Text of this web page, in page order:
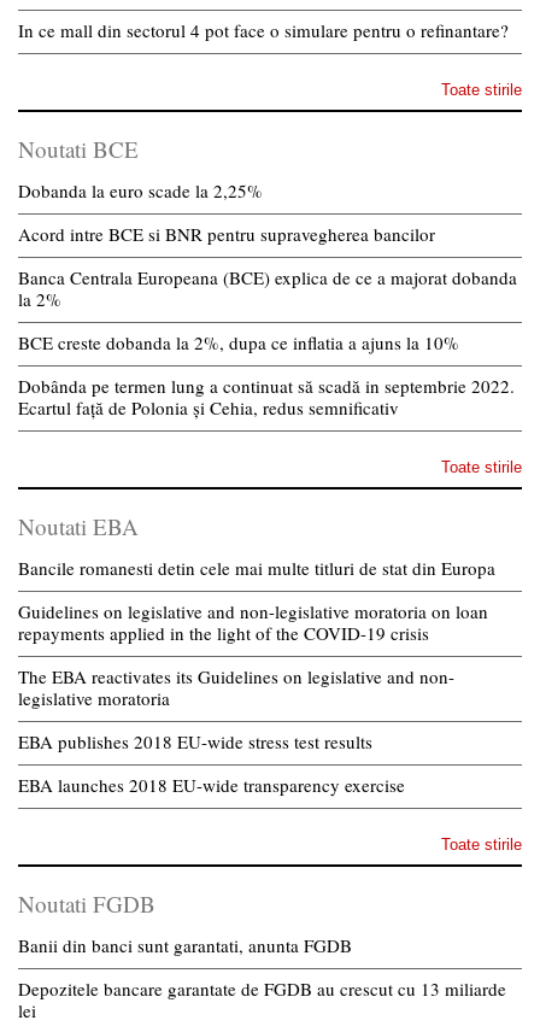
In ce mall din sectorul 4 pot face o simulare pentru o refinantare?
Toate stirile
Noutati BCE
Dobanda la euro scade la 2,25%
Acord intre BCE si BNR pentru supravegherea bancilor
Banca Centrala Europeana (BCE) explica de ce a majorat dobanda
la 2%
BCE creste dobanda la 2%, dupa ce inflatia a ajuns la 10%
Dobânda pe termen lung a continuat să scadă in septembrie 2022.
Ecartul față de Polonia și Cehia, redus semnificativ
Toate stirile
Noutati EBA
Bancile romanesti detin cele mai multe titluri de stat din Europa
Guidelines on legislative and non-legislative moratoria on loan
repayments applied in the light of the COVID-19 crisis
The EBA reactivates its Guidelines on legislative and non-
legislative moratoria
EBA publishes 2018 EU-wide stress test results
EBA launches 2018 EU-wide transparency exercise
Toate stirile
Noutati FGDB
Banii din banci sunt garantati, anunta FGDB
Depozitele bancare garantate de FGDB au crescut cu 13 miliarde
lei